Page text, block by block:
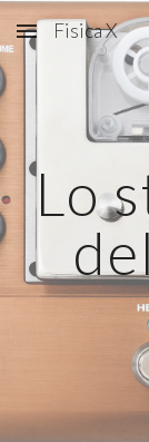
Skip to main
Fisica X
Lo